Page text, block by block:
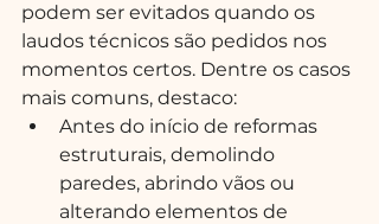
podem ser evitados quando os
laudos técnicos são pedidos nos
momentos certos. Dentre os casos
mais comuns, destaco:
Antes do início de reformas
estruturais, demolindo
paredes, abrindo vãos ou
alterando elementos de